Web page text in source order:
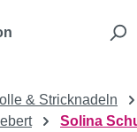
& Stricknadeln
Solina